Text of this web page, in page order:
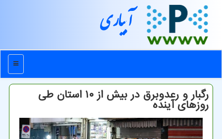
آبیاری
منو
رگبار و رعدوبرق در بیش از ۱۰ استان طی
روزهای آینده